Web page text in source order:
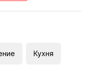
Кухня